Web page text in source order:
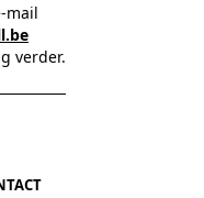
mail
verder.